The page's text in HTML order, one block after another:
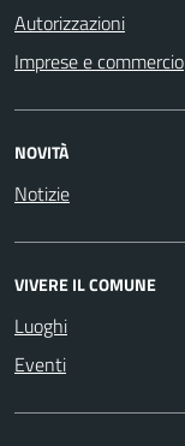
Autorizzazioni
Imprese e commercio
NOVITÀ
Notizie
VIVERE IL COMUNE
Luoghi
Eventi